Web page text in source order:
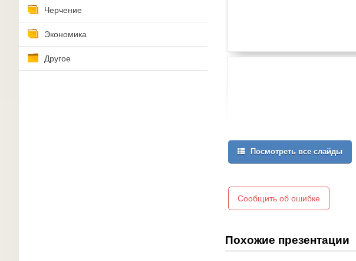
Черчение
Экономика
Другое
Посмотреть все слайды
Сообщить об ошибке
Похожие презентации